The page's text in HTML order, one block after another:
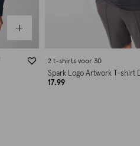
2 t-shirts voor 30
Spark Logo Artwork T-shirt
17.99